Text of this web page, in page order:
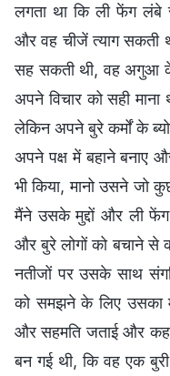
लगता था कि ली फेंग लंबे
और वह चीजें त्याग सकती
सह सकती थी, वह अगुआ
अपने विचार को सही
लेकिन अपने बुरे कर्मों के
अपने पक्ष में बहाने बनाए
भी किया, मानो उसने जो
मैंने उसके मुद्दों और ली
और बुरे लोगों को बचाने से
नतीजों पर उसके साथ
को समझने के लिए उसका
और सहमति जताई और
बन गई थी, कि वह एक